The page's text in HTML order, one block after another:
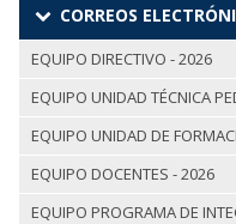
CORREOS
EQUIPO DIRECTIVO - 2026
EQUIPO UNIDAD TÉCNICA
EQUIPO UNIDAD DE
EQUIPO DOCENTES - 2026
EQUIPO PROGRAMA DE